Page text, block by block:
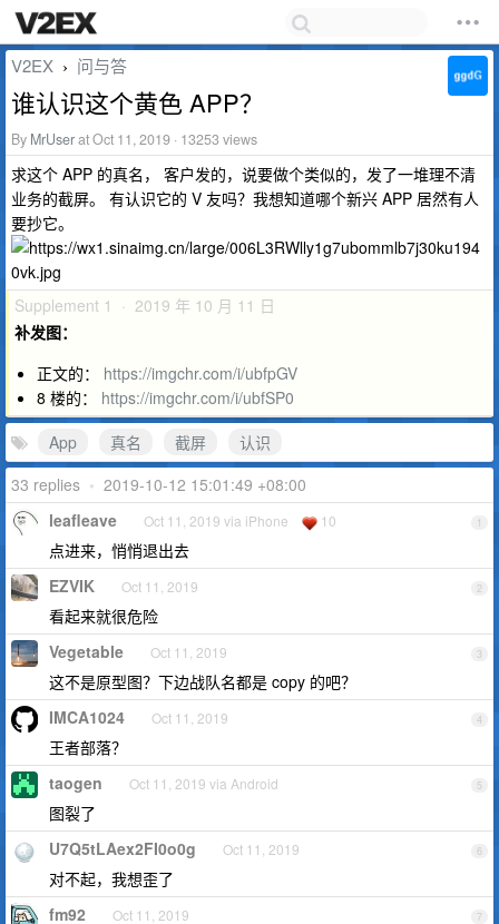
V2EX › 问与答
谁认识这个黄色 APP？
By MrUserat Oct 11, 2019 · 13253 views
求这个 APP 的真名， 客户发的，说要做个类似的，发了一堆理不清
业务的截屏。 有认识它的 V 友吗？我想知道哪个新兴 APP 居然有人
要抄它。
Supplement 1 · 2019 年 10 月 11 日
补发图：
正文的： https://imgchr.com/i/ubfpGV
8 楼的： https://imgchr.com/i/ubfSP0
App
真名 截屏
认识
33 replies • 2019-10-12 15:01:49 +08:00
1
leafleave Oct 11, 2019 via iPhone 10
点进来，悄悄退出去
2
EZVIK Oct 11, 2019
看起来就很危险
3
Vegetable Oct 11, 2019
这不是原型图？下边战队名都是 copy 的吧？
4
IMCA1024 Oct 11, 2019
王者部落？
5
taogen Oct 11, 2019 via Android
图裂了
6
U7Q5tLAex2FI0o0g Oct 11, 2019
对不起，我想歪了
7
fm92 Oct 11, 2019